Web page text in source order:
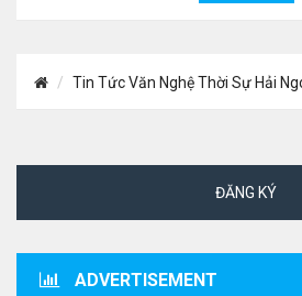
Tin Tức Văn Nghệ Thời Sự Hải
ĐĂNG KÝ
ADVERTISEMENT